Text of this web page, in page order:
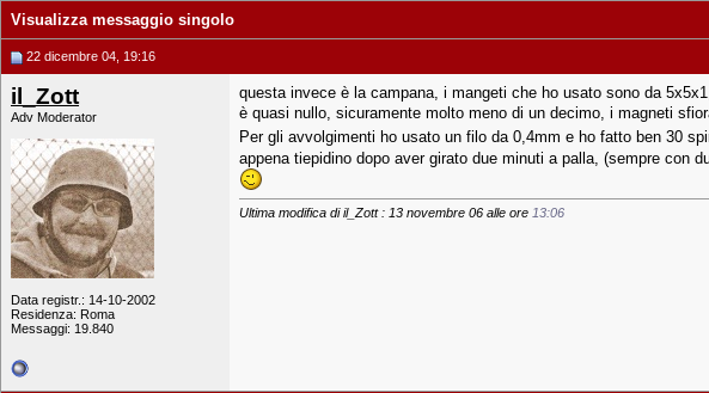
Visualizza messaggio singolo
22 dicembre 04, 19:16
il_Zott
Adv Moderator
Data registr.: 14-10-2002
Residenza: Roma
Messaggi: 19.840
questa invece è la campana, i mangeti che ho usato sono da
è quasi nullo, sicuramente molto meno di un decimo, i magneti
Per gli avvolgimenti ho usato un filo da 0,4mm e ho fatto ben 30
appena tiepidino dopo aver girato due minuti a palla, (sempre con
Ultima modifica di il_Zott : 13 novembre 06 alle ore 13:06